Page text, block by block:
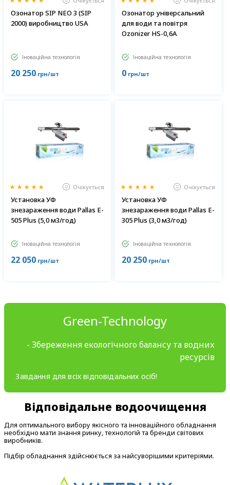
Озонатор SIP NEO 3 (SIP
2000) виробництво USA
Іноваційна технологія
20 250грн/шт
Озонатор універсальний
для води та повітря
Ozonizer HS-0,6A
Іноваційна технологія
0грн/шт
Очікується
Установка УФ
знезараження води Pallas E-
505 Plus (5,0 м3/год)
Іноваційна технологія
22 050грн/шт
Очікується
Установка УФ
знезараження води Pallas E-
305 Plus (3,0 м3/год)
Іноваційна технологія
20 250грн/шт
Green-Technology
- Збереження екологічного балансу та водних
ресурсів
Завдання для всіх відповідальних осіб!
Відповідальне водоочищення
Для оптимального вибору якісного та інноваційного обладнання
необхідно мати знання ринку, технологій та бренди світових
виробників.
Підбір обладнання здійснюється за найсуворішими критеріями.